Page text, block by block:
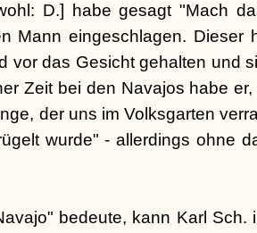
D.] habe gesagt "Mach
Mann eingeschlagen. Dieser
vor das Gesicht gehalten und
Zeit bei den Navajos habe
der uns im Volksgarten
wurde" - allerdings ohne
bedeute, kann Karl Sch.